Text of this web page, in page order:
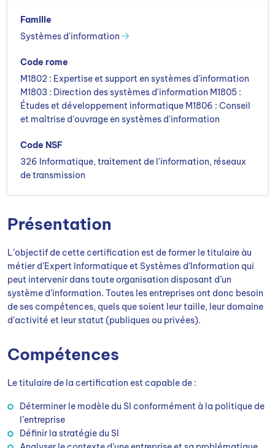
Présentation
L’objectif de cette certification est de former le titulaire àu
métier d’Expert Informatique et Systèmes d’Information qui
peut intervenir dans toute organisation disposant d’un
système d’information. Toutes les entreprises ont donc besoin
de ses compétences, quels que soient leur taille, leur domaine
d’activité et leur statut (publiques ou privées).
Compétences
Le titulaire de la certification est capable de :
Déterminer le modèle du SI conformément à la politique de
l’entreprise
Définir la stratégie du SI
Famille
Systèmes d'information
Code rome
M1802 : Expertise et support en systèmes d'information
M1803 : Direction des systèmes d'information M1805 :
Études et développement informatique M1806 : Conseil
et maîtrise d'ouvrage en systèmes d'information
Code NSF
326 Informatique, traitement de l'information, réseaux
de transmission